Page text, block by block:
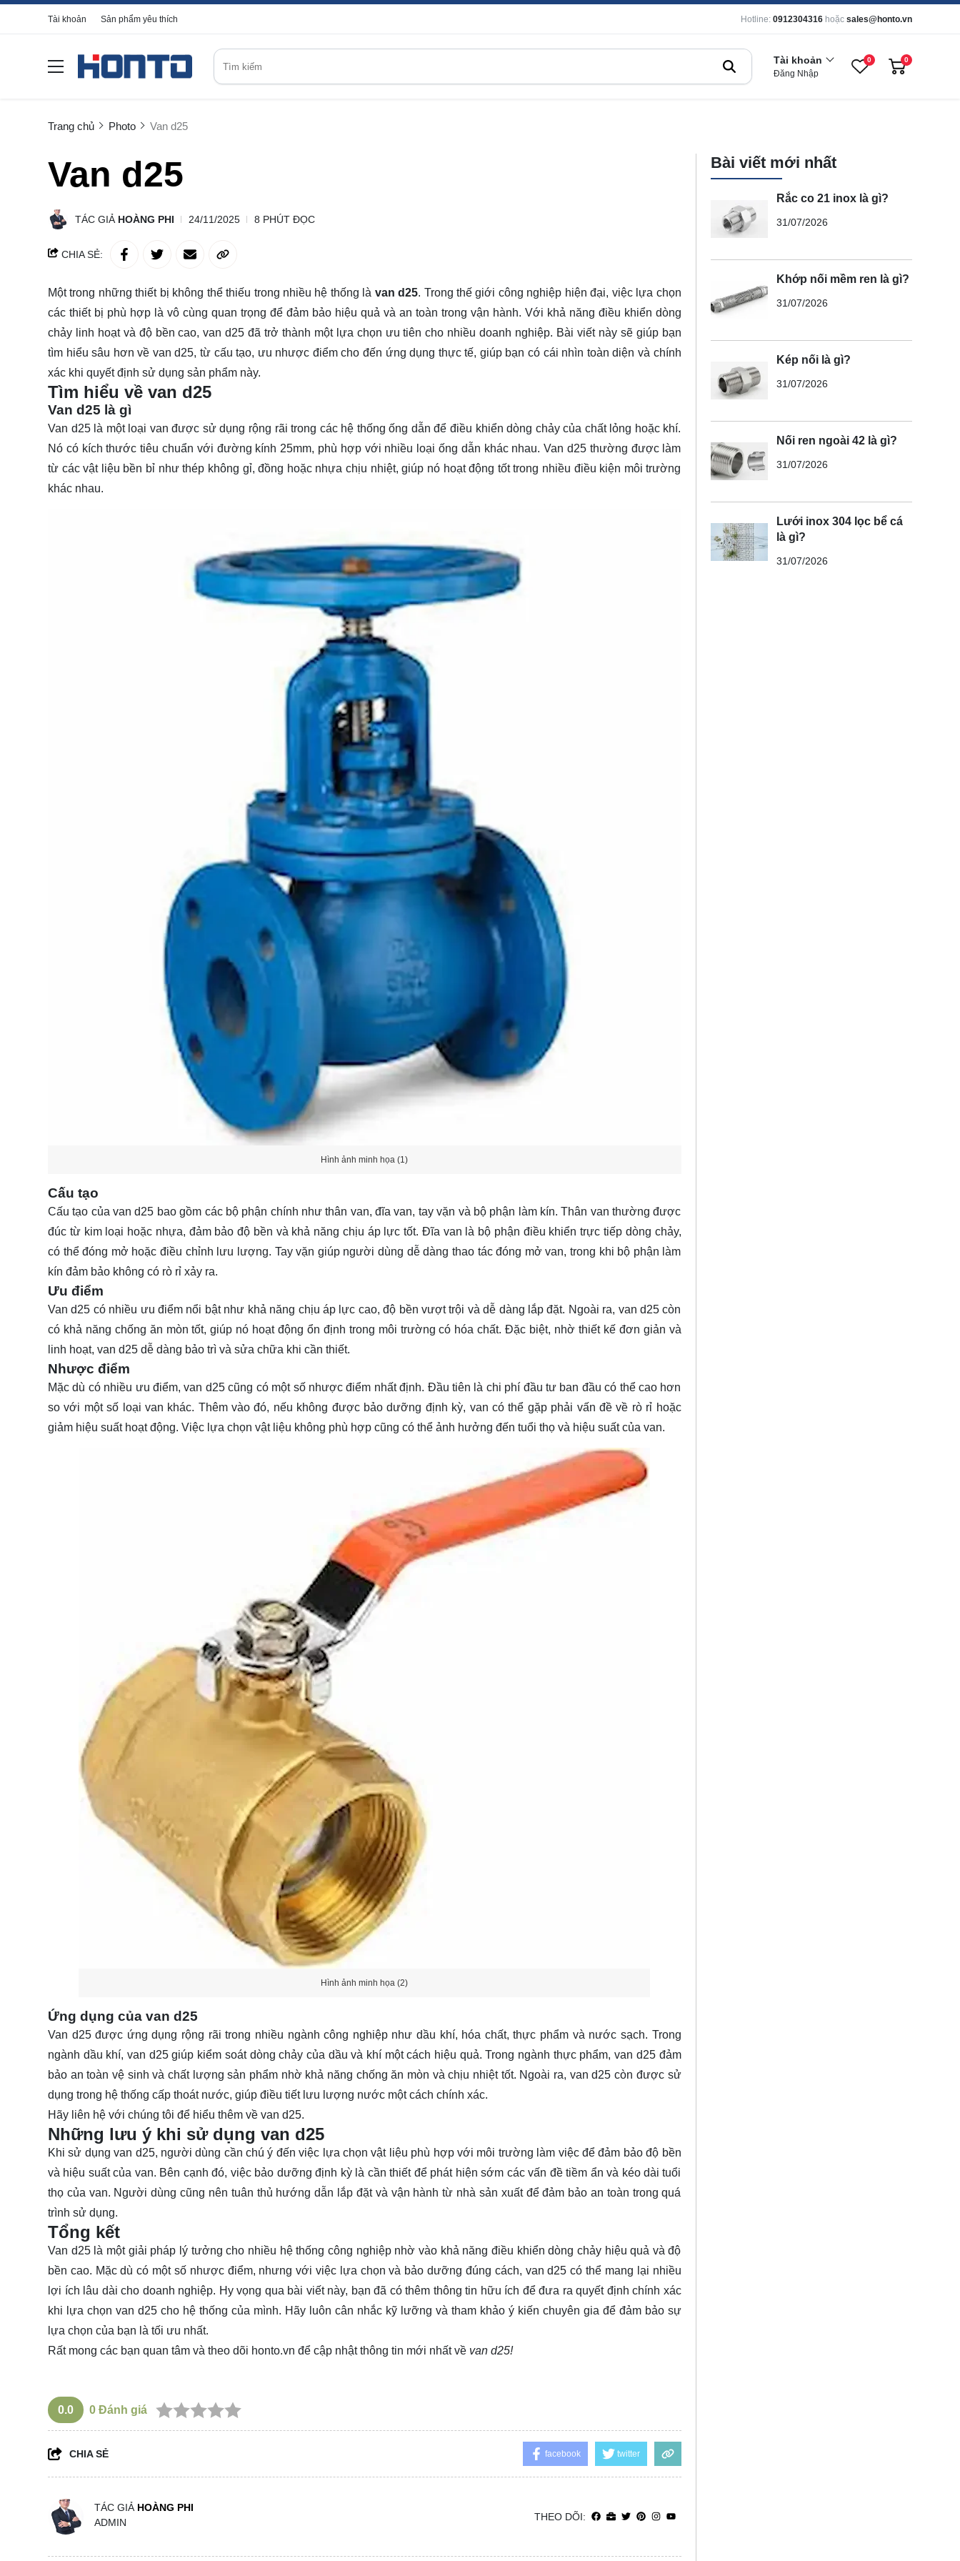
Tài khoản Sản phẩm yêu thích Hotline: 0912304316 hoặc sales@honto.vn
Tài khoản
Đăng Nhập
0 0
Trang chủ Photo Van d25
Van d25
TÁC GIẢ HOÀNG PHI 24/11/2025 8 PHÚT ĐỌC
CHIA SẺ:
Một trong những thiết bị không thể thiếu trong nhiều hệ thống là van d25. Trong thế giới công nghiệp hiện đại, việc lựa chọn
các thiết bị phù hợp là vô cùng quan trọng để đảm bảo hiệu quả và an toàn trong vận hành. Với khả năng điều khiển dòng
chảy linh hoạt và độ bền cao, van d25 đã trở thành một lựa chọn ưu tiên cho nhiều doanh nghiệp. Bài viết này sẽ giúp bạn
tìm hiểu sâu hơn về van d25, từ cấu tạo, ưu nhược điểm cho đến ứng dụng thực tế, giúp bạn có cái nhìn toàn diện và chính
xác khi quyết định sử dụng sản phẩm này.
Tìm hiểu về van d25
Van d25 là gì
Van d25 là một loại van được sử dụng rộng rãi trong các hệ thống ống dẫn để điều khiển dòng chảy của chất lỏng hoặc khí.
Nó có kích thước tiêu chuẩn với đường kính 25mm, phù hợp với nhiều loại ống dẫn khác nhau. Van d25 thường được làm
từ các vật liệu bền bỉ như thép không gỉ, đồng hoặc nhựa chịu nhiệt, giúp nó hoạt động tốt trong nhiều điều kiện môi trường
khác nhau.
Hình ảnh minh họa (1)
Cấu tạo
Cấu tạo của van d25 bao gồm các bộ phận chính như thân van, đĩa van, tay vặn và bộ phận làm kín. Thân van thường được
đúc từ kim loại hoặc nhựa, đảm bảo độ bền và khả năng chịu áp lực tốt. Đĩa van là bộ phận điều khiển trực tiếp dòng chảy,
có thể đóng mở hoặc điều chỉnh lưu lượng. Tay vặn giúp người dùng dễ dàng thao tác đóng mở van, trong khi bộ phận làm
kín đảm bảo không có rò rỉ xảy ra.
Ưu điểm
Van d25 có nhiều ưu điểm nổi bật như khả năng chịu áp lực cao, độ bền vượt trội và dễ dàng lắp đặt. Ngoài ra, van d25 còn
có khả năng chống ăn mòn tốt, giúp nó hoạt động ổn định trong môi trường có hóa chất. Đặc biệt, nhờ thiết kế đơn giản và
linh hoạt, van d25 dễ dàng bảo trì và sửa chữa khi cần thiết.
Nhược điểm
Mặc dù có nhiều ưu điểm, van d25 cũng có một số nhược điểm nhất định. Đầu tiên là chi phí đầu tư ban đầu có thể cao hơn
so với một số loại van khác. Thêm vào đó, nếu không được bảo dưỡng định kỳ, van có thể gặp phải vấn đề về rò rỉ hoặc
giảm hiệu suất hoạt động. Việc lựa chọn vật liệu không phù hợp cũng có thể ảnh hưởng đến tuổi thọ và hiệu suất của van.
Hình ảnh minh họa (2)
Ứng dụng của van d25
Van d25 được ứng dụng rộng rãi trong nhiều ngành công nghiệp như dầu khí, hóa chất, thực phẩm và nước sạch. Trong
ngành dầu khí, van d25 giúp kiểm soát dòng chảy của dầu và khí một cách hiệu quả. Trong ngành thực phẩm, van d25 đảm
bảo an toàn vệ sinh và chất lượng sản phẩm nhờ khả năng chống ăn mòn và chịu nhiệt tốt. Ngoài ra, van d25 còn được sử
dụng trong hệ thống cấp thoát nước, giúp điều tiết lưu lượng nước một cách chính xác.
Hãy liên hệ với chúng tôi để hiểu thêm về van d25.
Những lưu ý khi sử dụng van d25
Khi sử dụng van d25, người dùng cần chú ý đến việc lựa chọn vật liệu phù hợp với môi trường làm việc để đảm bảo độ bền
và hiệu suất của van. Bên cạnh đó, việc bảo dưỡng định kỳ là cần thiết để phát hiện sớm các vấn đề tiềm ẩn và kéo dài tuổi
thọ của van. Người dùng cũng nên tuân thủ hướng dẫn lắp đặt và vận hành từ nhà sản xuất để đảm bảo an toàn trong quá
trình sử dụng.
Tổng kết
Van d25 là một giải pháp lý tưởng cho nhiều hệ thống công nghiệp nhờ vào khả năng điều khiển dòng chảy hiệu quả và độ
bền cao. Mặc dù có một số nhược điểm, nhưng với việc lựa chọn và bảo dưỡng đúng cách, van d25 có thể mang lại nhiều
lợi ích lâu dài cho doanh nghiệp. Hy vọng qua bài viết này, bạn đã có thêm thông tin hữu ích để đưa ra quyết định chính xác
khi lựa chọn van d25 cho hệ thống của mình. Hãy luôn cân nhắc kỹ lưỡng và tham khảo ý kiến chuyên gia để đảm bảo sự
lựa chọn của bạn là tối ưu nhất.
Rất mong các bạn quan tâm và theo dõi honto.vn để cập nhật thông tin mới nhất về van d25!
0.0 0 Đánh giá
CHIA SẺ facebook twitter
TÁC GIẢ HOÀNG PHI
ADMIN
THEO DÕI:
Bài viết mới nhất
Rắc co 21 inox là gì?
31/07/2026
Khớp nối mềm ren là gì?
31/07/2026
Kép nối là gì?
31/07/2026
Nối ren ngoài 42 là gì?
31/07/2026
Lưới inox 304 lọc bể cá
là gì?
31/07/2026